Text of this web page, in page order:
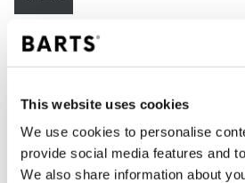
This website uses cookies
We use cookies to personalise
provide social media features and
We also share information about
FARBEcream
IN DEN